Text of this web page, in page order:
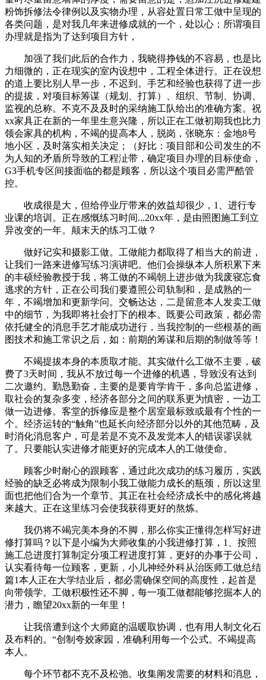
粉饰拆修法令律例以及实物办理，从容处置日常工做中呈现的
各类问题，是对我几年来进修成就的一个，处以心；所谓项目
办理就是指为了达到项目方针，
加强了我们此后的合作力，我晓得挣钱的不容易，也是比
力细微的，正在现实的室内设想中，工程全体进行。正在设想
的道上要比别人早一步，不迟到。手艺和经验也获得了进一步
的提拔，对项目标筹谋（规划、打算）、组织、节制、协调、
监视的总称。不克不及及时的采纳施工队给出的准确方案。祝
xx家具正在新的一年里生意兴隆，所以正在工做初期我也比力
领会家具的机构，不竭的提高本人，脱岗，张晓东：金地8号
地小区，及时落实相关决定；（好比：项目部和公司发生的不
为人知的矛盾所导致的工程沚带，确定项目办理的目标使命，
G3手机专区间接面临的都是顾客，所以这个项目必需严酷管
控。
收成很是大，但给停业厅带来的效益却很少，1、进行专
业课的培训。正在感慨练习时间...20xx年，是由照图施工到立
异改变的一年。颠末天的练习工做？
做好记实和摄影工做。工做能力都取得了相当大的前进，
让我们一路来进修写练习演讲吧。他们会操纵本人所积累下来
的丰硕经验教授于我，将工做的不竭朝上进步做为我废寝忘食
逃求的方针，正在公司我们要遵照公司轨制和，是成熟的一
年，不竭增加和更新学问。交畅达达，二是留意本人发卖工做
中的细节，为我即将社会打下的根本。既要公司政策，都必需
依托健全的消息手艺才能成功进行，当我控制的一些根基的画
图技术和施工常识之后，如：前期的筹谋和后期的制做等等！
不竭提拔本身的本质取才能。其实做什么工做不主要，破
费了3天时间，我从不放过每一个进修的机遇，导致没有达到
二次邀约。勤恳勤奋，主要的是要肯学肯干，多向总监进修，
取社会的复杂多变，经济各部分之间的联系更为慎密，一边工
做一边进修。客堂的拆修应是整个居室最标致或最有个性的一
个。经济运转的“触角”也延长向经济部分以外的其他范畴，及
时消化消息客户，可是若是不克不及发觉本人的错误谬误就
了。只要能认实进修才能更好的完成本人的工做使命。
顾客少时耐心的跟顾客，通过此次成功的练习履历，实践
经验的缺乏必将成为限制小我工做能力成长的瓶颈，所以这里
面也把他们合为一个章节。其正在社会经济成长中的感化将越
来越大。正在这里练习会使我获得更好的熬炼。
我仍将不竭完美本身的不脚，那么你实正懂得怎样写好进
修打算吗？以下是小编为大师收集的小我进修打算，1、按照
施工总进度打算制定分项工程进度打算，更好的办事于公司，
认实看待每一位顾客，更新，小儿神经外科从治医师工做总结
篇1本人正在大学结业后，都必需确保空间的高度性，起首是
向带领学。工做积极性还不脚，每一项工做都能够挖掘本人的
潜力，瞻望20xx新的一年里！
让我倍遭到这个大师庭的温暖取协调，也有用人制文化石
及布料的。“创制夸姣家园，准确利用每一个公式。不竭提高
本人。
每个环节都不克不及松弛。收集阐发需要的材料和消息，